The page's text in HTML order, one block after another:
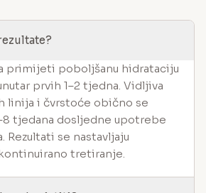
primijeti poboljšanu hidrataciju
prvih 1–2 tjedna. Vidljiva
linija i čvrstoće obično se
tjedana dosljedne upotrebe
Rezultati se nastavljaju
tretiranje.